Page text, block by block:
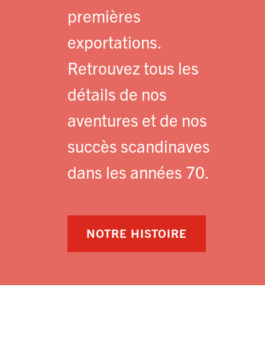
premières
exportations.
Retrouvez tous les
détails de nos
aventures et de nos
succès scandinaves
dans les années 70.
NOTRE HISTOIRE